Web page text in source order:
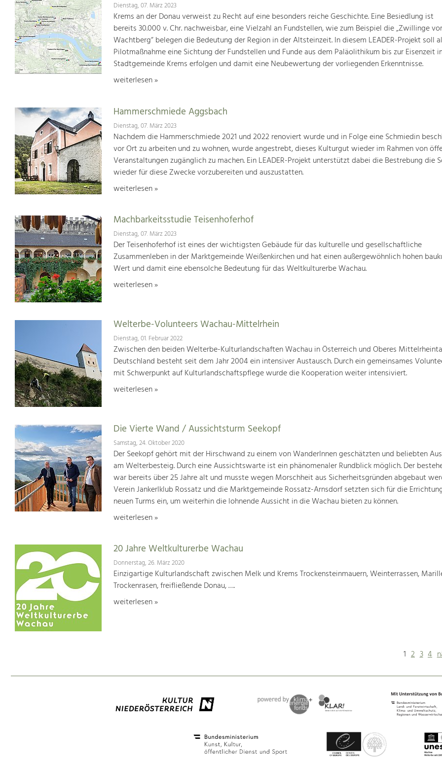
Dienstag, 07. März 2023
Krems an der Donau verweist zu Recht auf eine besonders reiche Geschichte. Eine Besiedlung ist
bereits 30.000 v. Chr. nachweisbar, eine Vielzahl an Fundstellen, wie zum Beispiel die „Zwillinge
Wachtberg“ belegen die Bedeutung der Region in der Altsteinzeit. In diesem LEADER-Projekt soll
Pilotmaßnahme eine Sichtung der Fundstellen und Funde aus dem Paläolithikum bis zur Eisenzeit
Stadtgemeinde Krems erfolgen und damit eine Neubewertung der vorliegenden Erkenntnisse.
weiterlesen »
Hammerschmiede Aggsbach
Dienstag, 07. März 2023
Nachdem die Hammerschmiede 2021 und 2022 renoviert wurde und in Folge eine Schmiedin
vor Ort zu arbeiten und zu wohnen, wurde angestrebt, dieses Kulturgut wieder im Rahmen von
Veranstaltungen zugänglich zu machen. Ein LEADER-Projekt unterstützt dabei die Bestrebung die
wieder für diese Zwecke vorzubereiten und auszustatten.
weiterlesen »
Machbarkeitsstudie Teisenhoferhof
Dienstag, 07. März 2023
Der Teisenhoferhof ist eines der wichtigsten Gebäude für das kulturelle und gesellschaftliche
Zusammenleben in der Marktgemeinde Weißenkirchen und hat einen außergewöhnlich hohen
Wert und damit eine ebensolche Bedeutung für das Weltkulturerbe Wachau.
weiterlesen »
Welterbe-Volunteers Wachau-Mittelrhein
Dienstag, 01. Februar 2022
Zwischen den beiden Welterbe-Kulturlandschaften Wachau in Österreich und Oberes
Deutschland besteht seit dem Jahr 2004 ein intensiver Austausch. Durch ein gemeinsames
mit Schwerpunkt auf Kulturlandschaftspflege wurde die Kooperation weiter intensiviert.
weiterlesen »
Die Vierte Wand / Aussichtsturm Seekopf
Samstag, 24. Oktober 2020
Der Seekopf gehört mit der Hirschwand zu einem von WanderInnen geschätzten und beliebten
am Welterbesteig. Durch eine Aussichtswarte ist ein phänomenaler Rundblick möglich. Der
war bereits über 25 Jahre alt und musste wegen Morschheit aus Sicherheitsgründen abgebaut
Verein Jankerlklub Rossatz und die Marktgemeinde Rossatz-Arnsdorf setzten sich für die
neuen Turms ein, um weiterhin die lohnende Aussicht in die Wachau bieten zu können.
weiterlesen »
20 Jahre Weltkulturerbe Wachau
Donnerstag, 26. März 2020
Einzigartige Kulturlandschaft zwischen Melk und Krems Trockensteinmauern, Weinterrassen,
Trockenrasen, freifließende Donau, ….
weiterlesen »
1 2 3 4